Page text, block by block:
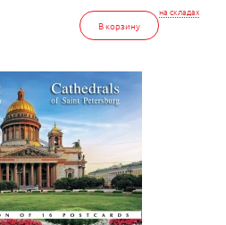
на складах
В корзину